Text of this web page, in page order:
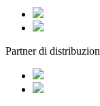
Partner di